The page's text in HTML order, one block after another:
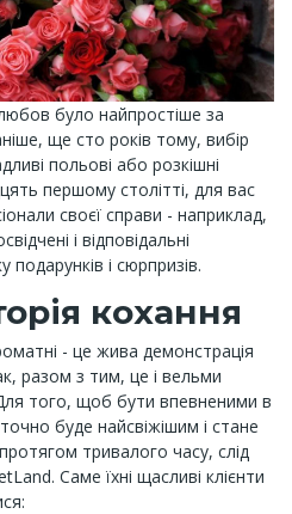
було найпростіше за
ще сто років тому, вибір
польові або розкішні
першому столітті, для вас
своєї справи - наприклад,
і відповідальні
подарунків і сюрпризів.
кохання
- це жива демонстрація
разом з тим, це і вельми
того, щоб бути впевненими в
буде найсвіжішим і стане
тривалого часу, слід
Саме їхні щасливі клієнти